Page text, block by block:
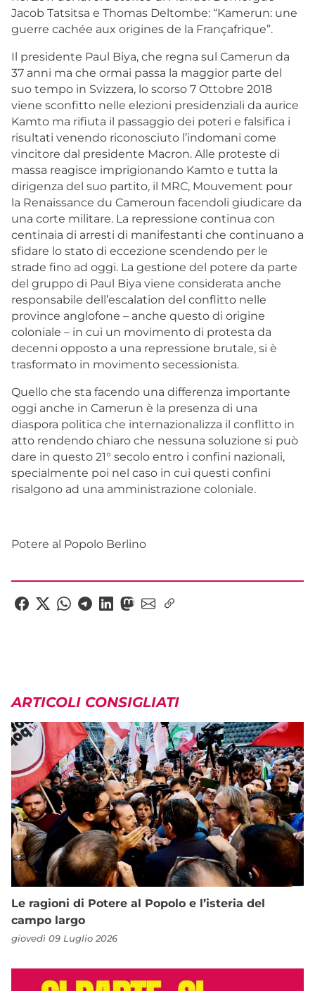
Jacob Tatsitsa e Thomas Deltombe: “Kamerun: une
guerre cachée aux origines de la Françafrique”.
Il presidente Paul Biya, che regna sul Camerun da
37 anni ma che ormai passa la maggior parte del
suo tempo in Svizzera, lo scorso 7 Ottobre 2018
viene sconfitto nelle elezioni presidenziali da aurice
Kamto ma rifiuta il passaggio dei poteri e falsifica i
risultati venendo riconosciuto l’indomani come
vincitore dal presidente Macron. Alle proteste di
massa reagisce imprigionando Kamto e tutta la
dirigenza del suo partito, il MRC, Mouvement pour
la Renaissance du Cameroun facendoli giudicare da
una corte militare. La repressione continua con
centinaia di arresti di manifestanti che continuano a
sfidare lo stato di eccezione scendendo per le
strade fino ad oggi. La gestione del potere da parte
del gruppo di Paul Biya viene considerata anche
responsabile dell’escalation del conflitto nelle
province anglofone – anche questo di origine
coloniale – in cui un movimento di protesta da
decenni opposto a una repressione brutale, si è
trasformato in movimento secessionista.
Quello che sta facendo una differenza importante
oggi anche in Camerun è la presenza di una
diaspora politica che internazionalizza il conflitto in
atto rendendo chiaro che nessuna soluzione si può
dare in questo 21° secolo entro i confini nazionali,
specialmente poi nel caso in cui questi confini
risalgono ad una amministrazione coloniale.
Potere al Popolo Berlino
ARTICOLI CONSIGLIATI
Le ragioni di Potere al Popolo e l’isteria del
campo largo
giovedì 09 Luglio 2026